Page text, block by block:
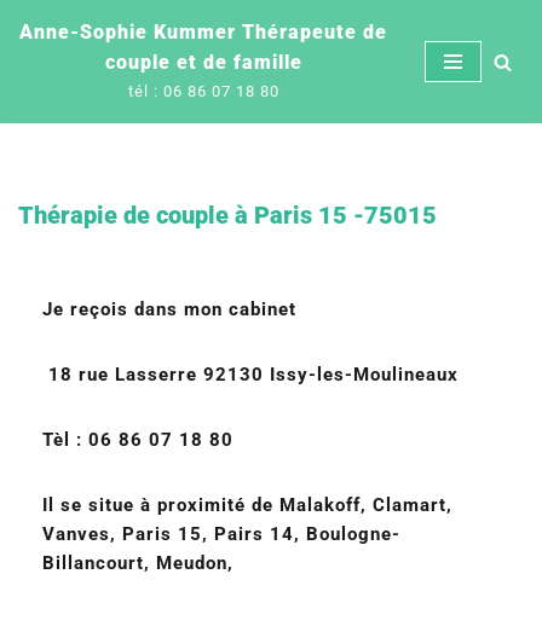
contenu
Anne-Sophie Kummer Thérapeute de
couple et de famille
tél : 06 86 07 18 80
Thérapie de couple à Paris 15 -75015
Je reçois dans mon cabinet
18 rue Lasserre 92130 Issy-les-Moulineaux
Tèl : 06 86 07 18 80
Il se situe à proximité de Malakoff, Clamart,
Vanves, Paris 15, Pairs 14, Boulogne-
Billancourt, Meudon,